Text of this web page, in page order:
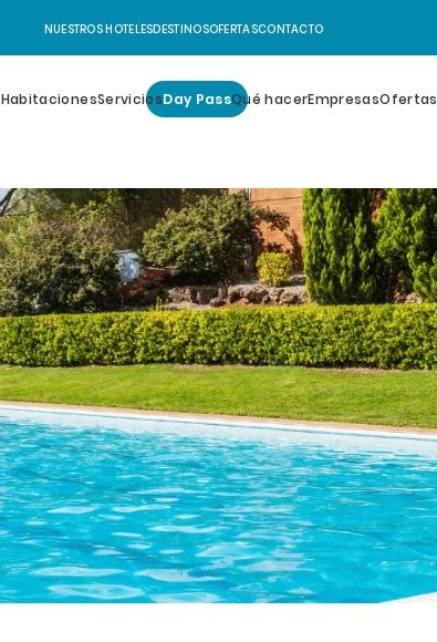
NUESTROS HOTELESDESTINOSOFERTASCONTACTO
HabitacionesServiciosDay PassQué hacerEmpresasOfertas